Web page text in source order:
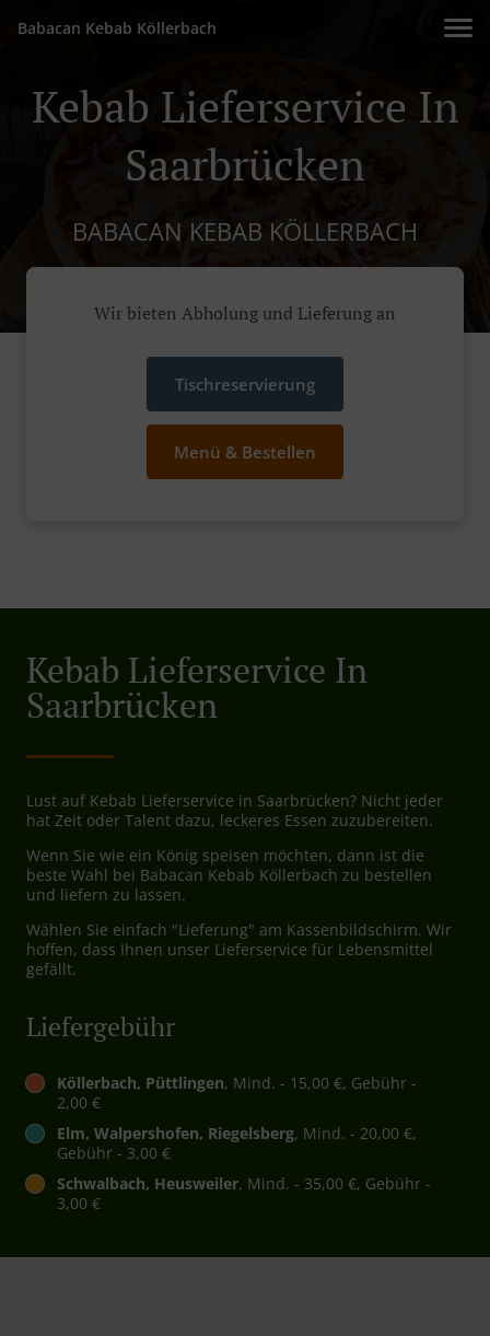
Babacan Kebab Köllerbach
Kebab Lieferservice In
Saarbrücken
BABACAN KEBAB KÖLLERBACH
Wir bieten Abholung und Lieferung an
Tischreservierung
Menü & Bestellen
Kebab Lieferservice In
Saarbrücken
Lust auf Kebab Lieferservice in Saarbrücken? Nicht jeder
hat Zeit oder Talent dazu, leckeres Essen zuzubereiten.
Wenn Sie wie ein König speisen möchten, dann ist die
beste Wahl bei Babacan Kebab Köllerbach zu bestellen
und liefern zu lassen.
Wählen Sie einfach "Lieferung" am Kassenbildschirm. Wir
hoffen, dass Ihnen unser Lieferservice für Lebensmittel
gefällt.
Liefergebühr
Köllerbach, Püttlingen, Mind. - 15,00 €, Gebühr -
2,00 €
Elm, Walpershofen, Riegelsberg, Mind. - 20,00 €,
Gebühr - 3,00 €
Schwalbach, Heusweiler, Mind. - 35,00 €, Gebühr -
3,00 €